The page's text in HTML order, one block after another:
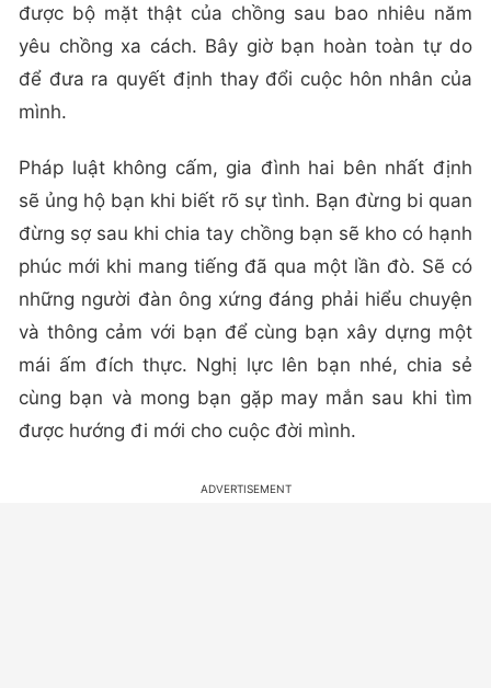
được bộ mặt thật của chồng sau bao nhiêu năm
yêu chồng xa cách. Bây giờ bạn hoàn toàn tự do
để đưa ra quyết định thay đổi cuộc hôn nhân của
mình.
Pháp luật không cấm, gia đình hai bên nhất định
sẽ ủng hộ bạn khi biết rõ sự tình. Bạn đừng bi quan
đừng sợ sau khi chia tay chồng bạn sẽ kho có hạnh
phúc mới khi mang tiếng đã qua một lần đò. Sẽ có
những người đàn ông xứng đáng phải hiểu chuyện
và thông cảm với bạn để cùng bạn xây dựng một
mái ấm đích thực. Nghị lực lên bạn nhé, chia sẻ
cùng bạn và mong bạn gặp may mắn sau khi tìm
được hướng đi mới cho cuộc đời mình.